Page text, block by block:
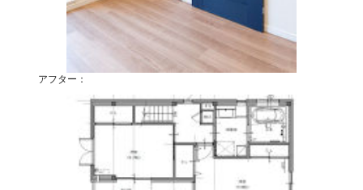
アフター：